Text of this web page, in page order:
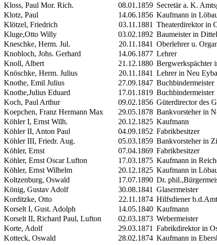
Kloss, Paul Mor. Rich.
08.01.1859 Secretär a. K.
Klotz, Paul
14.06.1856 Kaufmann in
Klötzel, Friedrich
03.11.1881 Theaterdirektor in
Kluge,Otto Willy
03.02.1892 Baumeister in
Kneschke, Herm. Jul.
20.11.1841 Oberlehrer u.
Knobloch, Johs. Gerhard
14.06.1877 Lehrer
Knoll, Albert
21.12.1880 Bergwerkspächter
Knöschke, Herm. Julius
20.11.1841 Lehrer in Neu
Knothe, Emil Julius
27.09.1847 Buchbindermeister
Knothe,Julius Eduard
17.01.1819 Buchbindermeister
Koch, Paul Arthur
09.02.1856 Güterdirector des
Koepchen, Franz Hermann Max 29.05.1878 Bankvorsteher in
KöhlerI, Ernst Wilh. 20.12.1825 Kaufmann
KöhlerII, Anton Paul 04.09.1852 Fabrikbesitzer
KöhlerIII, Friedr. Aug. 05.03.1859 Bankvorsteher in
Köhler, Ernst
07.04.1869 Fabrikbesitzer
Köhler, Ernst Oscar Lufton 17.03.1875 Kaufmann in
Köhler, Ernst Wilhelm
20.12.1825 Kaufmann in
Koltzenburg, Oswald
17.07.1890 Dr.
König, Gustav Adolf
30.08.1841 Glasermeister
Korditzke, Otto
22.11.1874 Hilfsdiener
Korselt I, Gust. Adolph 14.05.1840 Kaufmann
Korselt II, Richard Paul, Lufton 02.03.1873 Webermeister
Korte, Adolf
29.03.1871 Fabrikdirektor in
Kotteck, Oswald
28.02.1874 Kaufmann in